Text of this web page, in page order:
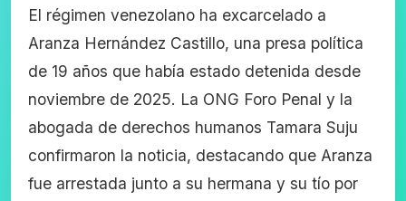
El régimen venezolano ha excarcelado a
Aranza Hernández Castillo, una presa política
de 19 años que había estado detenida desde
noviembre de 2025. La ONG Foro Penal y la
abogada de derechos humanos Tamara Suju
confirmaron la noticia, destacando que Aranza
fue arrestada junto a su hermana y su tío por